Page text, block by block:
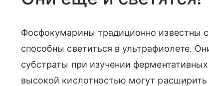
Фосфокумарины традиционно известны
способны светиться в ультрафиолете.
субстраты при изучении
высокой кислотностью могут